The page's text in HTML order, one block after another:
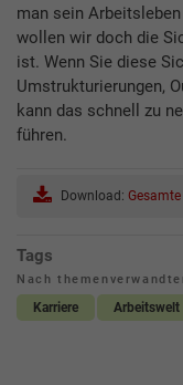
man sein
wollen wir doch die
ist. Wenn Sie diese
Umstrukturierungen,
kann das schnell zu
führen.
Download:
Tags
Nach
Karriere Arbeitswelt